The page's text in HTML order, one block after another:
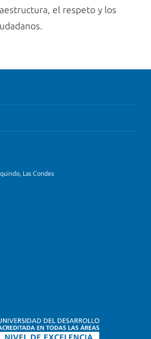
el respeto y los
Las Condes